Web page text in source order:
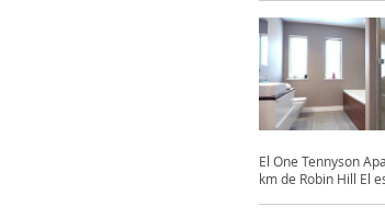
El One Tennyson
km de Robin Hill El